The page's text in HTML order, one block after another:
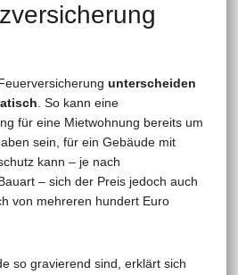
unterscheiden
. So kann eine
für eine Mietwohnung bereits um
sein, für ein Gebäude mit
kann – je nach
– sich der Preis jedoch auch
von mehreren hundert Euro
so gravierend sind, erklärt sich